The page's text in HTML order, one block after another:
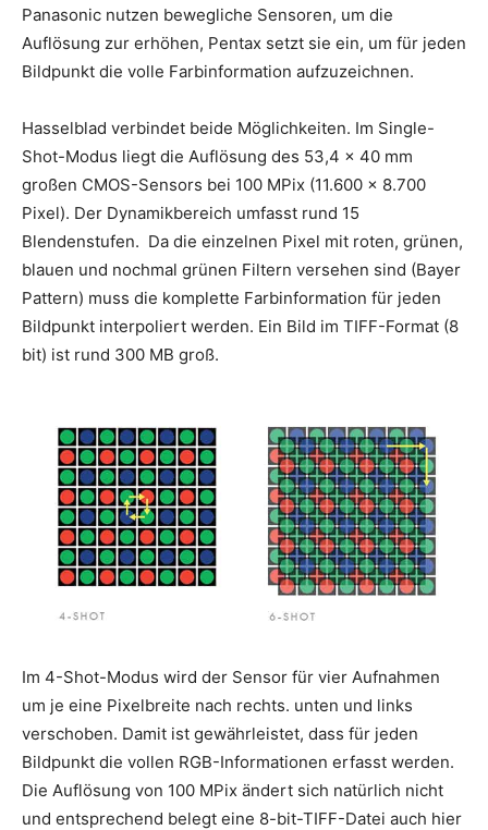
Panasonic nutzen bewegliche Sensoren, um die
Auflösung zur erhöhen, Pentax setzt sie ein, um für jeden
Bildpunkt die volle Farbinformation aufzuzeichnen.
Hasselblad verbindet beide Möglichkeiten. Im Single-
Shot-Modus liegt die Auflösung des 53,4 x 40 mm
großen CMOS-Sensors bei 100 MPix (11.600 x 8.700
Pixel). Der Dynamikbereich umfasst rund 15
Blendenstufen. Da die einzelnen Pixel mit roten, grünen,
blauen und nochmal grünen Filtern versehen sind (Bayer
Pattern) muss die komplette Farbinformation für jeden
Bildpunkt interpoliert werden. Ein Bild im TIFF-Format (8
bit) ist rund 300 MB groß.
Im 4-Shot-Modus wird der Sensor für vier Aufnahmen
um je eine Pixelbreite nach rechts. unten und links
verschoben. Damit ist gewährleistet, dass für jeden
Bildpunkt die vollen RGB-Informationen erfasst werden.
Die Auflösung von 100 MPix ändert sich natürlich nicht
und entsprechend belegt eine 8-bit-TIFF-Datei auch hier